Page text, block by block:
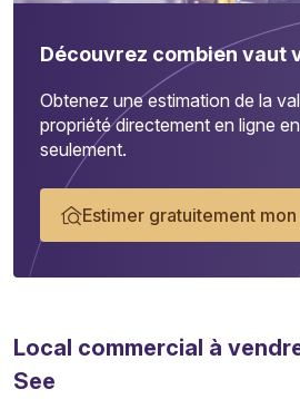
Découvrez combien vaut
Obtenez une estimation de la
propriété directement en ligne
seulement.
Estimer gratuitement
Local commercial à
See